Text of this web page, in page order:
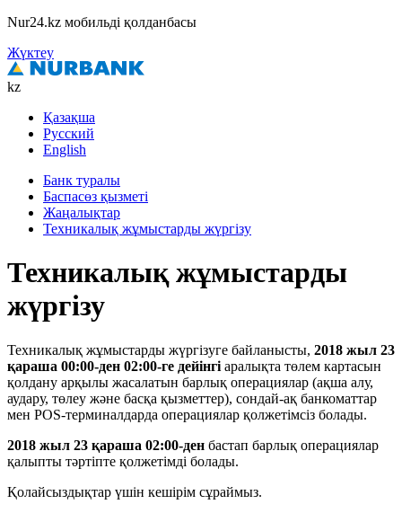
Nur24.kz мобильді қолданбасы
Жүктеу
kz
Қазақша
Русский
English
Банк туралы
Баспасөз қызметі
Жаңалықтар
Техникалық жұмыстарды жүргізу
Техникалық жұмыстарды
жүргізу
Техникалық жұмыстарды жүргізуге байланысты, 2018 жыл 23
қараша 00:00-ден 02:00-ге дейінгі аралықта төлем картасын
қолдану арқылы жасалатын барлық операциялар (ақша алу,
аудару, төлеу және басқа қызметтер), сондай-ақ банкоматтар
мен POS-терминалдарда операциялар қолжетімсіз болады.
2018 жыл 23 қараша 02:00-ден бастап барлық операциялар
қалыпты тәртіпте қолжетімді болады.
Қолайсыздықтар үшін кешірім сұраймыз.